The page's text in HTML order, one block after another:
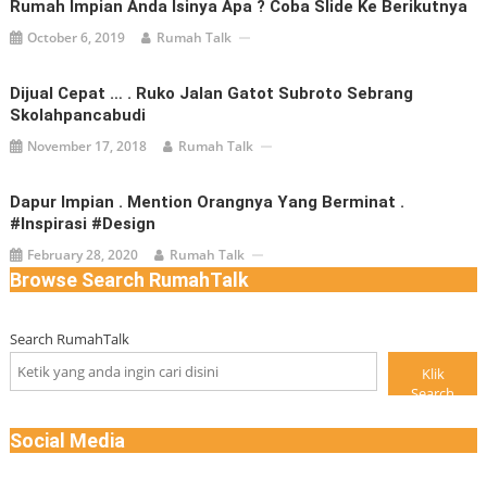
Rumah Impian Anda Isinya Apa ? Coba Slide Ke Berikutnya
October 6, 2019 Rumah Talk
Dijual Cepat … . Ruko Jalan Gatot Subroto Sebrang
Skolahpancabudi
November 17, 2018 Rumah Talk
Dapur Impian . Mention Orangnya Yang Berminat .
#inspirasi #design
February 28, 2020 Rumah Talk
Browse Search RumahTalk
Search RumahTalk
Klik
Search
Social Media